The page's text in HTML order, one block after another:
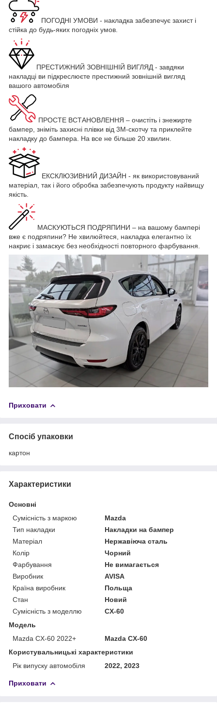
ПОГОДНІ УМОВИ - накладка забезпечує захист і
стійка до будь-яких погодніх умов.
ПРЕСТИЖНИЙ ЗОВНІШНІЙ ВИГЛЯД - завдяки
накладці ви підкреслюєте престижний зовнішній вигляд
вашого автомобіля
ПРОСТЕ ВСТАНОВЛЕННЯ – очистіть і знежирте
бампер, зніміть захисні плівки від 3М-скотчу та приклейте
накладку до бампера. На все не більше 20 хвилин.
ЕКСКЛЮЗИВНИЙ ДИЗАЙН - як використовуваний
матеріал, так і його обробка забезпечують продукту найвищу
якість.
МАСКУЮТЬСЯ ПОДРЯПИНИ – на вашому бампері
вже є подряпини? Не хвилюйтеся, накладка елегантно їх
накриє і замаскує без необхідності повторного фарбування.
Приховати
Спосіб упаковки
картон
Характеристики
Основні
Сумісність з маркою
Mazda
Тип накладки
Накладки на бампер
Матеріал
Нержавіюча сталь
Колір
Чорний
Фарбування
Не вимагається
Виробник
AVISA
Країна виробник
Польща
Стан
Новий
Сумісність з моделлю
CX-60
Модель
Mazda CX-60 2022+
Mazda CX-60
Користувальницькі характеристики
Рік випуску автомобіля
2022, 2023
Приховати